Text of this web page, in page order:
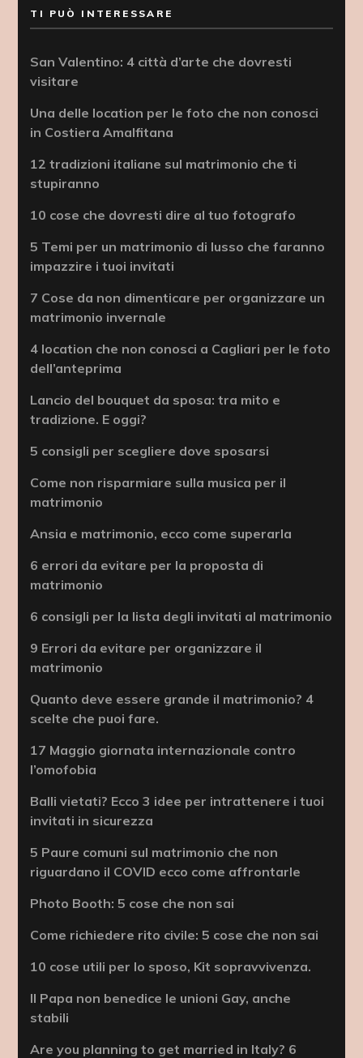
TI PUÒ INTERESSARE
San Valentino: 4 città d’arte che dovresti
visitare
Una delle location per le foto che non conosci
in Costiera Amalfitana
12 tradizioni italiane sul matrimonio che ti
stupiranno
10 cose che dovresti dire al tuo fotografo
5 Temi per un matrimonio di lusso che faranno
impazzire i tuoi invitati
7 Cose da non dimenticare per organizzare un
matrimonio invernale
4 location che non conosci a Cagliari per le foto
dell’anteprima
Lancio del bouquet da sposa: tra mito e
tradizione. E oggi?
5 consigli per scegliere dove sposarsi
Come non risparmiare sulla musica per il
matrimonio
Ansia e matrimonio, ecco come superarla
6 errori da evitare per la proposta di
matrimonio
6 consigli per la lista degli invitati al matrimonio
9 Errori da evitare per organizzare il
matrimonio
Quanto deve essere grande il matrimonio? 4
scelte che puoi fare.
17 Maggio giornata internazionale contro
l’omofobia
Balli vietati? Ecco 3 idee per intrattenere i tuoi
invitati in sicurezza
5 Paure comuni sul matrimonio che non
riguardano il COVID ecco come affrontarle
Photo Booth: 5 cose che non sai
Come richiedere rito civile: 5 cose che non sai
10 cose utili per lo sposo, Kit sopravvivenza.
Il Papa non benedice le unioni Gay, anche
stabili
Are you planning to get married in Italy? 6